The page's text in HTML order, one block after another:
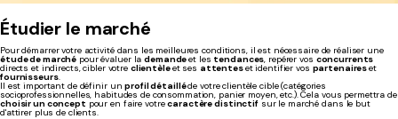
Étudier le marché
Pour démarrer votre activité dans les meilleures conditions, il est nécessaire de réaliser une
étude de marché pour évaluer lademandeet les tendances, repérer vos concurrents
directs et indirects, cibler votre clientèleet ses attenteset identifier vos partenaireset
fournisseurs.
Il est important de définir unprofil détailléde votre clientèle cible (catégories
socioprofessionnelles, habitudes de consommation, panier moyen, etc.). Cela vous permettra de
choisir un concept pour en faire votrecaractère distinctifsur le marché dans le but
d'attirer plus de clients.